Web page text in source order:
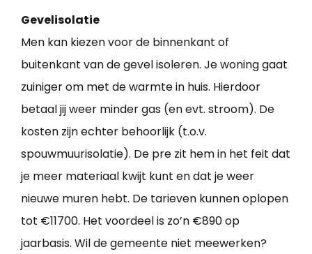
Gevelisolatie
Men kan kiezen voor de binnenkant of
buitenkant van de gevel isoleren. Je woning gaat
zuiniger om met de warmte in huis. Hierdoor
betaal jij weer minder gas (en evt. stroom). De
kosten zijn echter behoorlijk (t.o.v.
spouwmuurisolatie). De pre zit hem in het feit dat
je meer materiaal kwijt kunt en dat je weer
nieuwe muren hebt. De tarieven kunnen oplopen
tot €11700. Het voordeel is zo’n €890 op
jaarbasis. Wil de gemeente niet meewerken?